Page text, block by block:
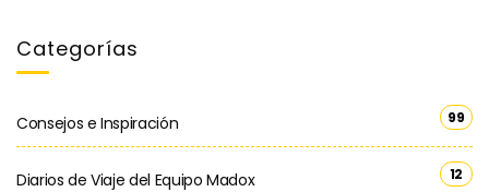
Categorías
Consejos e Inspiración 99
Diarios de Viaje del Equipo Madox 12